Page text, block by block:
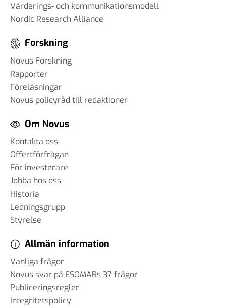
#92 - Ann-Thérese Enarsson -
arbetslivet för tjänstemän
#91 - Robert Kindroth - att
förebygga våldsbejakande
#90 Martin Svensson - Hur
påverkar AI samhället – och
18 mar 2025
företagsklimatet i Sverige
28 feb 2025
Värderings- och kommunikationsmodell
Nordic Research Alliance
Forskning
Novus Forskning
Rapporter
Föreläsningar
Novus policyråd till redaktioner
Om Novus
Kontakta oss
Offertförfrågan
För investerare
Jobba hos oss
Historia
Ledningsgrupp
Styrelse
Allmän information
Vanliga frågor
Novus svar på ESOMARs 37 frågor
Publiceringsregler
Integritetspolicy